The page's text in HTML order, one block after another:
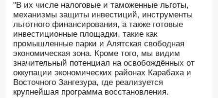
"В их числе налоговые и таможенные льготы,
механизмы защиты инвестиций, инструменты
льготного финансирования, а также готовые
инвестиционные площадки, такие как
промышленные парки и Алятская свободная
экономическая зона. Кроме того, мы видим
значительный потенциал на освобождённых от
оккупации экономических районах Карабаха и
Восточного Зангезура, где реализуется
крупнейшая программа восстановления.